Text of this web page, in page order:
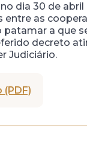
dia 30 de
as
a que
decreto
Judiciário.